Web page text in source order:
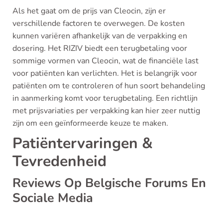
Als het gaat om de prijs van Cleocin, zijn er
verschillende factoren te overwegen. De kosten
kunnen variëren afhankelijk van de verpakking en
dosering. Het RIZIV biedt een terugbetaling voor
sommige vormen van Cleocin, wat de financiële last
voor patiënten kan verlichten. Het is belangrijk voor
patiënten om te controleren of hun soort behandeling
in aanmerking komt voor terugbetaling. Een richtlijn
met prijsvariaties per verpakking kan hier zeer nuttig
zijn om een geïnformeerde keuze te maken.
Patiëntervaringen &
Tevredenheid
Reviews Op Belgische Forums En
Sociale Media